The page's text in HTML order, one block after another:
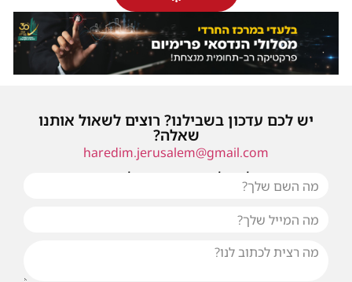
יש לכם עדכון בשבילנו? רוצים לשאול אותנו
שאלה?
haredim.jerusalem@gmail.com
או שילחו אלינו פנייה ונחזור אליכם בהקדם